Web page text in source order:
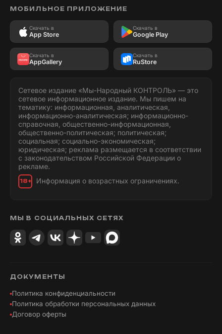
МОБИЛЬНОЕ ПРИЛОЖЕНИЕ
Скачать в
App Store
Скачать в
Google Play
Скачать в
AppGallery
Скачать в
RuStore
Сетевое издание «Мы-Народный КОНТРОЛЬ» — это
сетевое информационное издание. Мы пишем на
тематику: информационная, аналитическая,
информационно-аналитическая; информационно-
справочная, общественно-информационная,
общественно-политическая; политическая;
социальная; социально-экономическая;
юридическая; реклама размещается в соответствии
с законодательством Российской Федерации о
рекламе.
18+ Информация о возрастных ограничениях.
МЫ В СОЦИАЛЬНЫХ СЕТЯХ
ДОКУМЕНТЫ
Политика конфиденциальности
Политика обработки персональных данных
Договор оферты